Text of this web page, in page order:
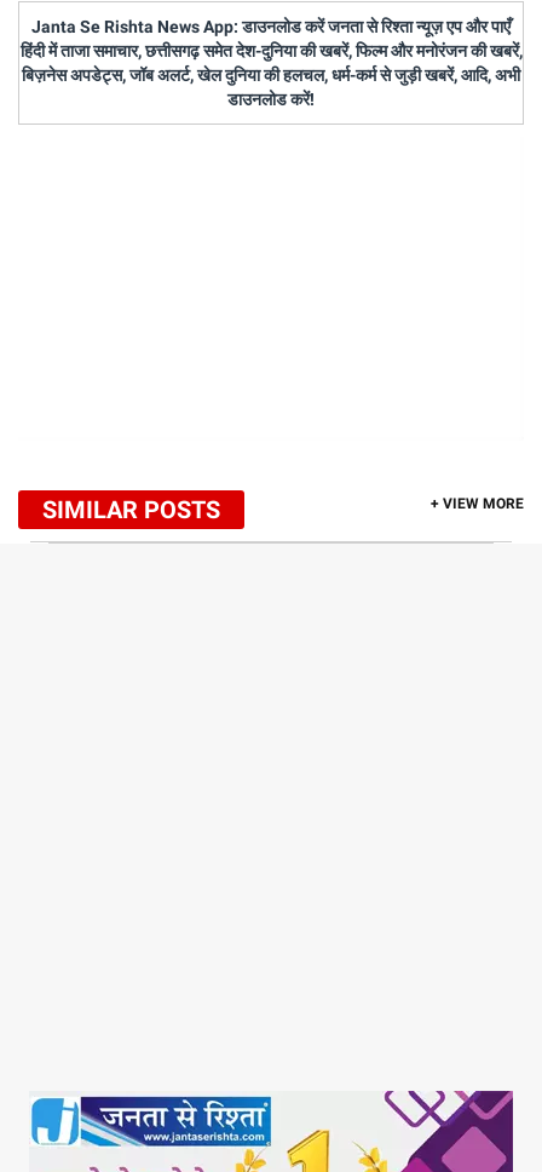
Janta Se Rishta News App: डाउनलोड करें जनता से रिश्ता न्यूज़ एप और पाएँ
हिंदी में ताजा समाचार, छत्तीसगढ़ समेत देश-दुनिया की खबरें, फिल्म और मनोरंजन की खबरें,
बिज़नेस अपडेट्स, जॉब अलर्ट, खेल दुनिया की हलचल, धर्म-कर्म से जुड़ी खबरें, आदि, अभी
डाउनलोड करें!
SIMILAR POSTS + VIEW MORE